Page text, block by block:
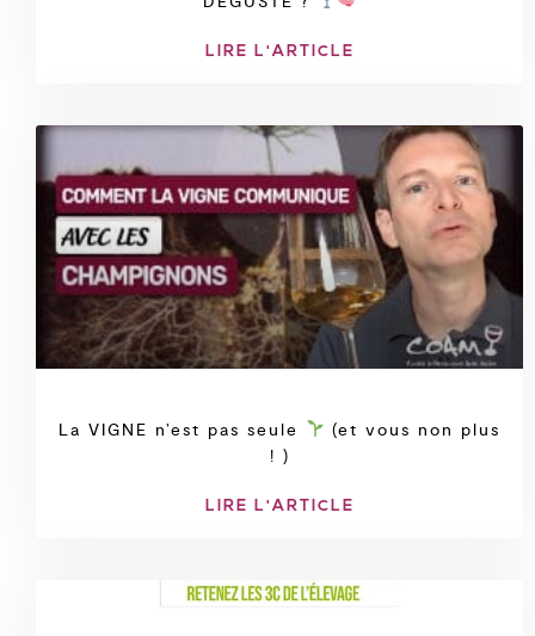
LIRE L'ARTICLE
La VIGNE n’est pas seule
(et vous non plus
! )
LIRE L'ARTICLE